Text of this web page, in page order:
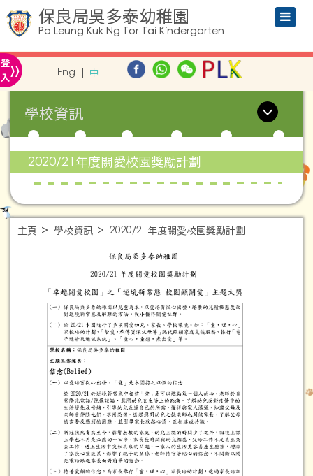
保良局吳多泰幼稚園
Po Leung Kuk Ng Tor Tai Kindergarten
登
入» Eng 中
學校資訊
2020/21年度關愛校園獎勵計劃
主頁 學校資訊 2020/21年度關愛校園獎勵計劃